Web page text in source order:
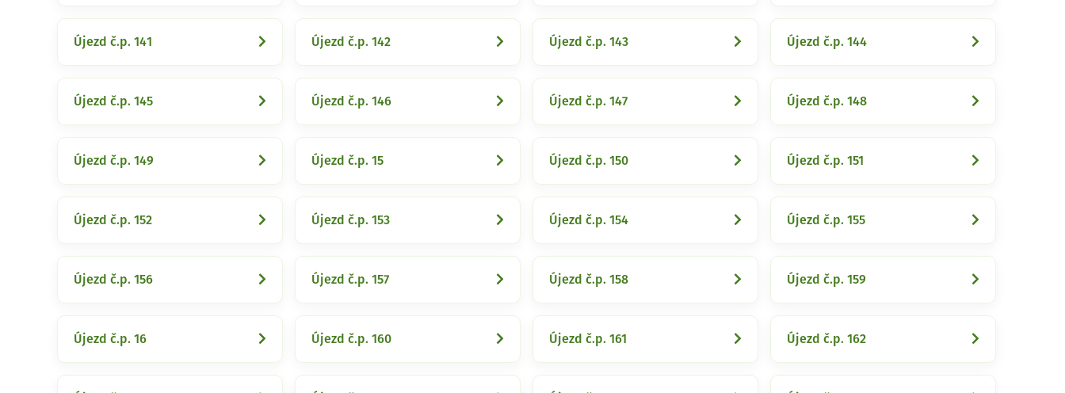
Újezd č.p. 141 Újezd č.p. 142 Újezd č.p. 143 Újezd č.p. 144
Újezd č.p. 145 Újezd č.p. 146 Újezd č.p. 147 Újezd č.p. 148
Újezd č.p. 149 Újezd č.p. 15 Újezd č.p. 150 Újezd č.p. 151
Újezd č.p. 152 Újezd č.p. 153 Újezd č.p. 154 Újezd č.p. 155
Újezd č.p. 156 Újezd č.p. 157 Újezd č.p. 158 Újezd č.p. 159
Újezd č.p. 16 Újezd č.p. 160 Újezd č.p. 161 Újezd č.p. 162